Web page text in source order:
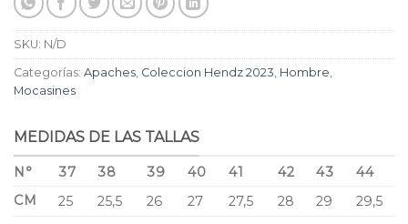
SKU: N/D
Categorías: Apaches Coleccion Hendz 2023 Hombre
Mocasines
MEDIDAS DE LAS TALLAS
N° 37 38 39 40 41 42 43
44
CM
25 25,5 26 27 27,5 28 29 29,5